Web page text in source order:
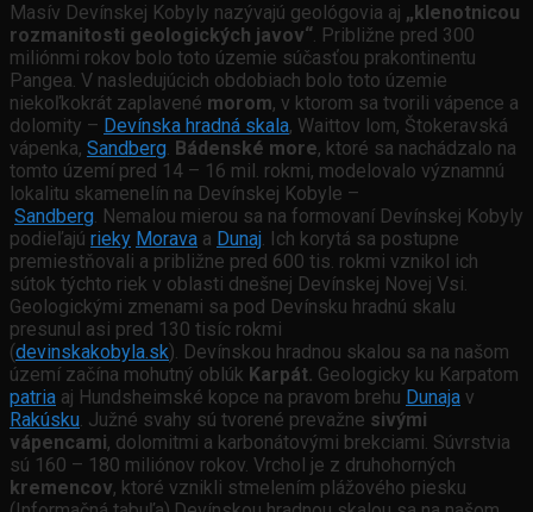
Masív Devínskej Kobyly nazývajú geológovia aj „klenotnicou
rozmanitosti geologických javov“. Približne pred 300
miliónmi rokov bolo toto územie súčasťou prakontinentu
Pangea. V nasledujúcich obdobiach bolo toto územie
niekoľkokrát zaplavené morom, v ktorom sa tvorili vápence a
dolomity – Devínska hradná skala, Waittov lom, Štokeravská
vápenka, Sandberg. Bádenské more, ktoré sa nachádzalo na
tomto území pred 14 – 16 mil. rokmi, modelovalo významnú
lokalitu skamenelín na Devínskej Kobyle –
Sandberg. Nemalou mierou sa na formovaní Devínskej Kobyly
podieľajú rieky Morava a Dunaj. Ich korytá sa postupne
premiestňovali a približne pred 600 tis. rokmi vznikol ich
sútok týchto riek v oblasti dnešnej Devínskej Novej Vsi.
Geologickými zmenami sa pod Devínsku hradnú skalu
presunul asi pred 130 tisíc rokmi
(devinskakobyla.sk). Devínskou hradnou skalou sa na našom
území začína mohutný oblúk Karpát. Geologicky ku Karpatom
patria aj Hundsheimské kopce na pravom brehu Dunaja v
Rakúsku. Južné svahy sú tvorené prevažne sivými
vápencami, dolomitmi a karbonátovými brekciami. Súvrstvia
sú 160 – 180 miliónov rokov. Vrchol je z druhohorných
kremencov, ktoré vznikli stmelením plážového piesku